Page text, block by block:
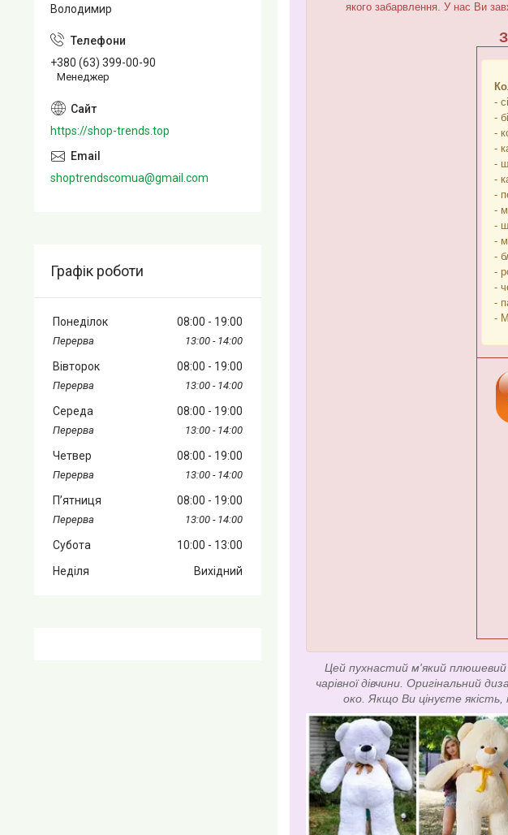
якого забарвлення. У нас Ви
-
-
-
-
-
-
-
-
-
-
-
-
-
-
-
Цей пухнастий м'який плюшевий
чарівної дівчини. Оригінальний
око. Якщо Ви цінуєте
Володимир
+380 (63) 399-00-90
Менеджер
https://shop-trends.top
shoptrendscomua@gmail.com
Графік роботи
Понеділок 08:00 19:00
13:00 14:00
Вівторок 08:00 19:00
13:00 14:00
Середа 08:00 19:00
13:00 14:00
Четвер 08:00 19:00
13:00 14:00
Пʼятниця 08:00 19:00
13:00 14:00
Субота 10:00
13:00
Неділя
Вихідний